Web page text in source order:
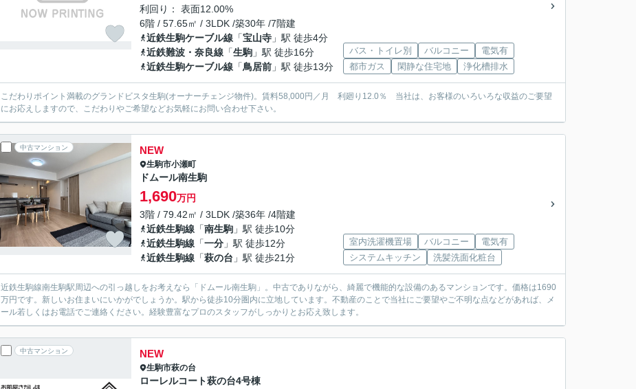
利回り： 表面12.00%
6階 / 57.65㎡ / 3LDK /築30年 /7階建
近鉄生駒ケーブル線 「宝山寺 」駅 徒歩4分
近鉄難波・奈良線 「生駒 」駅 徒歩16分
近鉄生駒ケーブル線 「鳥居前 」駅 徒歩13分
バス・トイレ別 バルコニー
電気有
都市ガス
閑静な住宅地 浄化槽排水
こだわりポイント満載のグランドビスタ生駒(オーナーチェンジ物件)。賃料58,000円／月 利廻り12.0％ 当社は、お客様のいろいろな収益のご要望
にお応えしますので、こだわりやご希望などお気軽にお問い合わせ下さい。
中古マンション NEW
生駒市小瀬町
ドムール南生駒
1,690万円
3階 / 79.42㎡ / 3LDK /築36年 /4階建
近鉄生駒線 「南生駒 」駅 徒歩10分
近鉄生駒線 「一分 」駅 徒歩12分
近鉄生駒線 「萩の台 」駅 徒歩21分
室内洗濯機置場 バルコニー
電気有
システムキッチン
洗髪洗面化粧台
近鉄生駒線南生駒駅周辺への引っ越しをお考えなら「ドムール南生駒」。中古でありながら、綺麗で機能的な設備のあるマンションです。価格は1690
万円です。新しいお住まいにいかがでしょうか。駅から徒歩10分圏内に立地しています。不動産のことで当社にご要望やご不明な点などがあれば、メ
ール若しくはお電話でご連絡ください。経験豊富なプロのスタッフがしっかりとお応え致します。
中古マンション NEW
生駒市萩の台
ローレルコート萩の台4号棟